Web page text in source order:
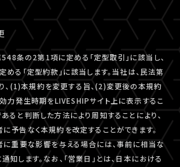
条の2第1項に定める「定型取引」に該当し、
める「定型約款」に該当します。当社は、民法第
、(1)本規約を変更する旨、(2)変更後の本規約
力発生時期をLIVESHIPサイト上に表示するこ
ると判断した方法により周知することにより、
予告なく本規約を改定することができます。
重要な影響を与える場合には、事前に相当な
知します。なお、「営業日」とは、日本における